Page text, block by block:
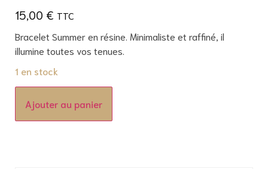
15,00 €
Bracelet Summer en résine. Minimaliste et raffiné, il
illumine toutes vos tenues.
1 en stock
Ajouter au panier